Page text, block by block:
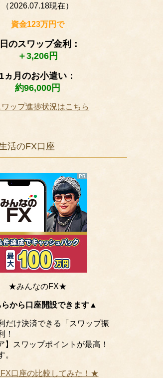
（2026.07.18現在）
資金123万円で
のスワップ金利：
＋3,206円
1ヵ月のお小遣い：
約96,000円
ップ進捗状況はこちら
活のFX口座
★みんなのFX★
から口座開設できます▲
だけ決済できる「スワップ振
！
】スワップポイントが最高！
。
口座の比較してみた！★